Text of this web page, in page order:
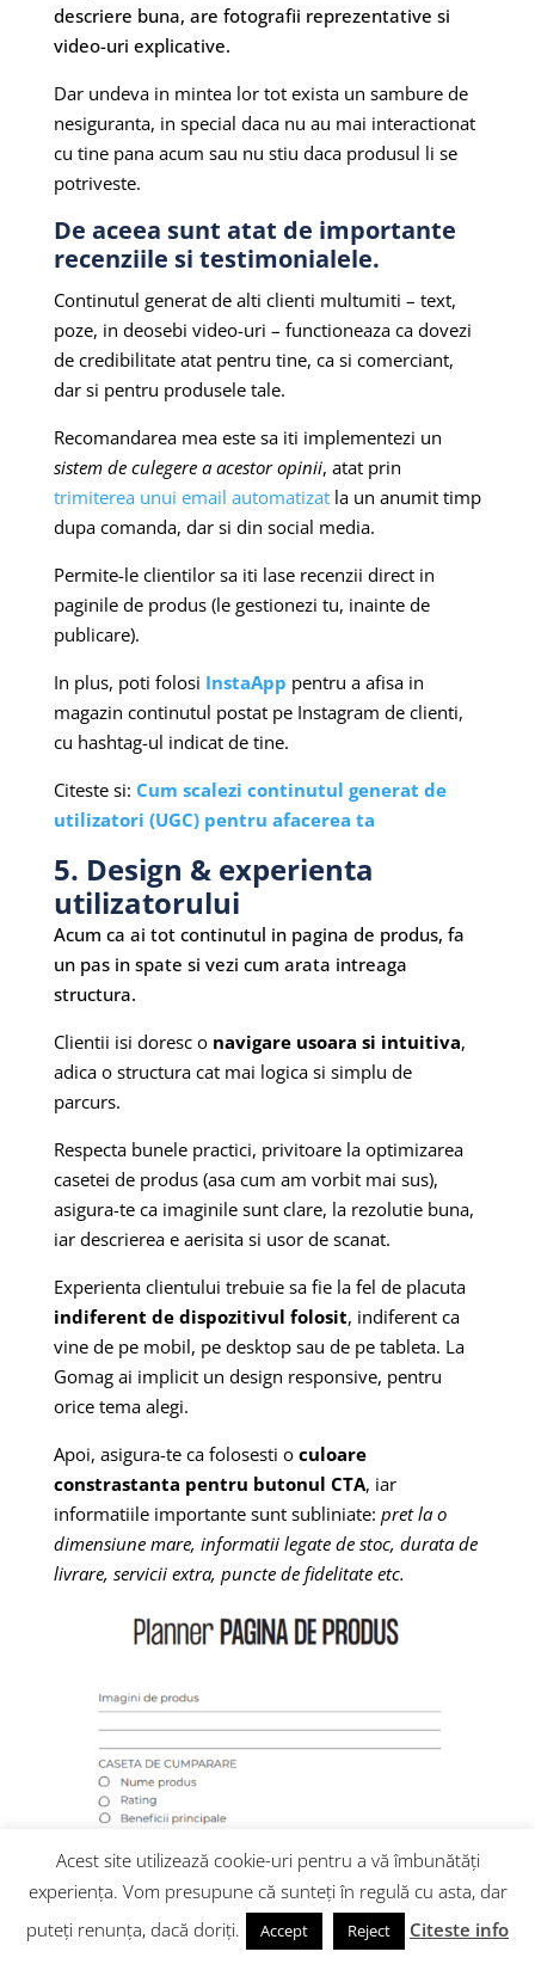
descriere buna, are fotografii reprezentative si
video-uri explicative.
Dar undeva in mintea lor tot exista un sambure de
nesiguranta, in special daca nu au mai interactionat
cu tine pana acum sau nu stiu daca produsul li se
potriveste.
De aceea sunt atat de importante
recenziile si testimonialele.
Continutul generat de alti clienti multumiti – text,
poze, in deosebi video-uri – functioneaza ca dovezi
de credibilitate atat pentru tine, ca si comerciant,
dar si pentru produsele tale.
Recomandarea mea este sa iti implementezi un
sistem de culegere a acestor opinii, atat prin
trimiterea unui email automatizatla un anumit timp
dupa comanda, dar si din social media.
Permite-le clientilor sa iti lase recenzii direct in
paginile de produs (le gestionezi tu, inainte de
publicare).
In plus, poti folosi InstaApp pentru a afisa in
magazin continutul postat pe Instagram de clienti,
cu hashtag-ul indicat de tine.
Citeste si: Cum scalezi continutul generat de
utilizatori (UGC) pentru afacerea ta
5. Design & experienta
utilizatorului
Acum ca ai tot continutul in pagina de produs, fa
un pas in spate si vezi cum arata intreaga
structura.
Clientii isi doresc o navigare usoara si intuitiva,
adica o structura cat mai logica si simplu de
parcurs.
Respecta bunele practici, privitoare la optimizarea
casetei de produs (asa cum am vorbit mai sus),
asigura-te ca imaginile sunt clare, la rezolutie buna,
iar descrierea e aerisita si usor de scanat.
Experienta clientului trebuie sa fie la fel de placuta
indiferent de dispozitivul folosit, indiferent ca
vine de pe mobil, pe desktop sau de pe tableta. La
Gomag ai implicit un design responsive, pentru
orice tema alegi.
Apoi, asigura-te ca folosesti o culoare
constrastanta pentru butonul CTA, iar
informatiile importante sunt subliniate: pret la o
dimensiune mare, informatii legate de stoc, durata de
livrare, servicii extra, puncte de fidelitate etc.
Acest site utilizează cookie-uri pentru a vă îmbunătăți
experiența. Vom presupune că sunteți în regulă cu asta, dar
puteți renunța, dacă doriți.
Accept Reject Citeste info